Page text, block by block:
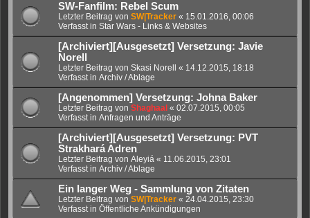
SW-Fanfilm: Rebel Scum
Letzter Beitrag von SW|Tracker « 15.01.2016, 00:06
Verfasst in Star Wars - Links & Websites
[Archiviert][Ausgesetzt] Versetzung: Javie
Norell
Letzter Beitrag von Skasi Norell « 14.12.2015, 18:18
Verfasst in Archiv / Ablage
[Angenommen] Versetzung: Johna Baker
Letzter Beitrag von Shaghaal « 02.07.2015, 00:05
Verfasst in Anfragen und Anträge
[Archiviert][Ausgesetzt] Versetzung: PVT
Strakhará Adren
Letzter Beitrag von Aleyiá « 11.06.2015, 23:01
Verfasst in Archiv / Ablage
Ein langer Weg - Sammlung von Zitaten
Letzter Beitrag von SW|Tracker « 24.04.2015, 23:30
Verfasst in Öffentliche Ankündigungen